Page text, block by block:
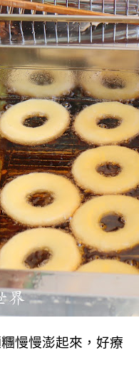
慢慢澎起來，好療